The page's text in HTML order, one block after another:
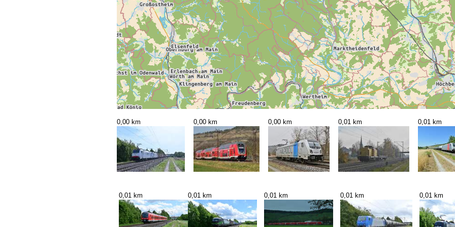
0,00 km 0,00 km 0,00 km 0,01 km 0,01 km
0,01 km 0,01 km 0,01 km 0,01 km 0,01 km